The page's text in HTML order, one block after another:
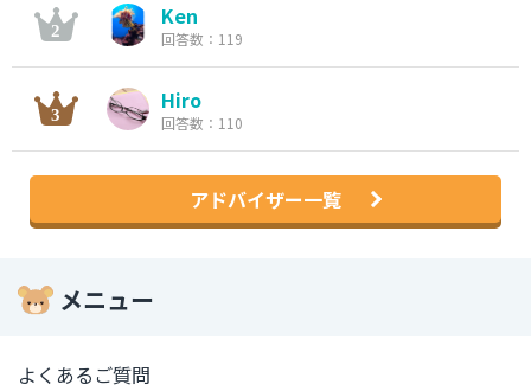
Ken
回答数：119
Hiro
回答数：110
アドバイザー一覧
メニュー
よくあるご質問